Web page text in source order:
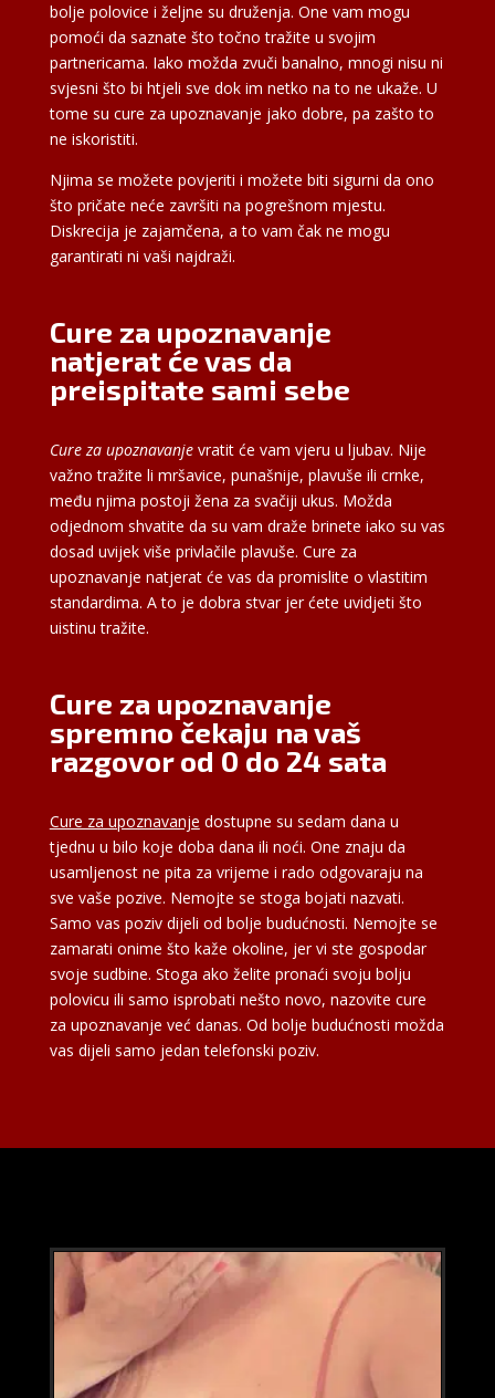
bolje polovice i željne su druženja. One vam mogu
pomoći da saznate što točno tražite u svojim
partnericama. Iako možda zvuči banalno, mnogi nisu ni
svjesni što bi htjeli sve dok im netko na to ne ukaže. U
tome su cure za upoznavanje jako dobre, pa zašto to
ne iskoristiti.
Njima se možete povjeriti i možete biti sigurni da ono
što pričate neće završiti na pogrešnom mjestu.
Diskrecija je zajamčena, a to vam čak ne mogu
garantirati ni vaši najdraži.
Cure za upoznavanje
natjerat će vas da
preispitate sami sebe
Cure za upoznavanjevratit će vam vjeru u ljubav. Nije
važno tražite li mršavice, punašnije, plavuše ili crnke,
među njima postoji žena za svačiji ukus. Možda
odjednom shvatite da su vam draže brinete iako su vas
dosad uvijek više privlačile plavuše. Cure za
upoznavanje natjerat će vas da promislite o vlastitim
standardima. A to je dobra stvar jer ćete uvidjeti što
uistinu tražite.
Cure za upoznavanje
spremno čekaju na vaš
razgovor od 0 do 24 sata
Cure za upoznavanje dostupne su sedam dana u
tjednu u bilo koje doba dana ili noći. One znaju da
usamljenost ne pita za vrijeme i rado odgovaraju na
sve vaše pozive. Nemojte se stoga bojati nazvati.
Samo vas poziv dijeli od bolje budućnosti. Nemojte se
zamarati onime što kaže okoline, jer vi ste gospodar
svoje sudbine. Stoga ako želite pronaći svoju bolju
polovicu ili samo isprobati nešto novo, nazovite cure
za upoznavanje već danas. Od bolje budućnosti možda
vas dijeli samo jedan telefonski poziv.